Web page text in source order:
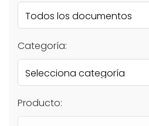
Categoría:
Producto: